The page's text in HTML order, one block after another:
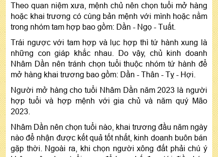
Theo quan niệm xưa, mệnh chủ nên chọn tuổi mở hàng
hoặc khai trương có cùng bản mệnh với mình hoặc nằm
trong nhóm tam hợp bao gồm: Dần - Ngọ - Tuất.
Trái ngược với tam hợp và lục hợp thì tứ hành xung là
những con giáp khắc nhau. Do vậy, chủ kinh doanh
Nhâm Dần nên tránh chọn tuổi thuộc nhóm tứ hành để
mở hàng khai trương bao gồm: Dần - Thân - Tỵ - Hợi.
Người mở hàng cho tuổi Nhâm Dần năm 2023 là người
hợp tuổi và hợp mệnh với gia chủ và năm quý Mão
2023.
Nhâm Dần nên chọn tuổi nào, khai trương đầu năm ngày
nào để nhận được kết quả tốt nhất, kinh doanh buôn bán
gặp thời. Ngoài ra, khi chọn người xông đất phải chú ý